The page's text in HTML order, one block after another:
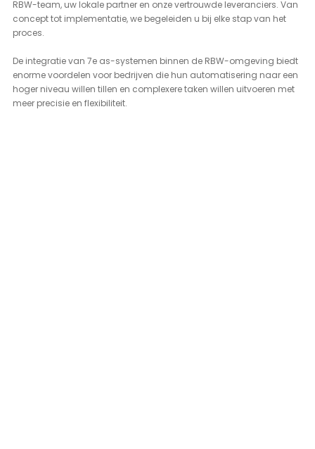
RBW-team, uw lokale partner en onze vertrouwde leveranciers. Van
concept tot implementatie, we begeleiden u bij elke stap van het
proces.
De integratie van 7e as-systemen binnen de RBW-omgeving biedt
enorme voordelen voor bedrijven die hun automatisering naar een
hoger niveau willen tillen en complexere taken willen uitvoeren met
meer precisie en flexibiliteit.